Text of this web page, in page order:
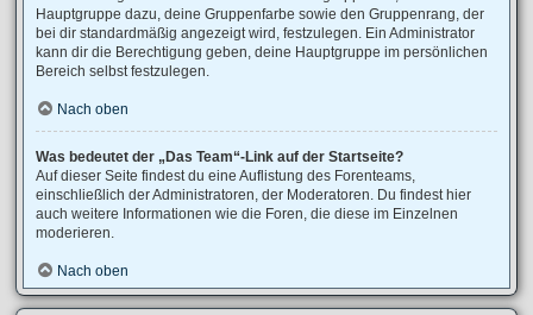
Hauptgruppe dazu, deine Gruppenfarbe sowie den Gruppenrang, der
bei dir standardmäßig angezeigt wird, festzulegen. Ein Administrator
kann dir die Berechtigung geben, deine Hauptgruppe im persönlichen
Bereich selbst festzulegen.
Nach oben
Was bedeutet der „Das Team“-Link auf der Startseite?
Auf dieser Seite findest du eine Auflistung des Forenteams,
einschließlich der Administratoren, der Moderatoren. Du findest hier
auch weitere Informationen wie die Foren, die diese im Einzelnen
moderieren.
Nach oben